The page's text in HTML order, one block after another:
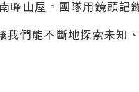
峰山屋。 團隊用鏡頭記
們能不斷地探索未知